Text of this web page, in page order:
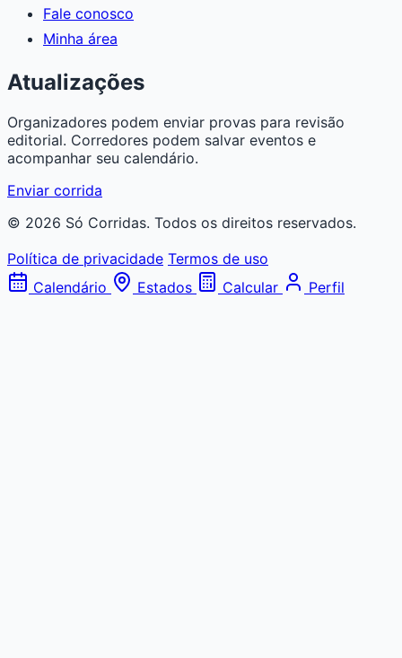
Fale conosco
Minha área
Atualizações
Organizadores podem enviar provas para revisão
editorial. Corredores podem salvar eventos e
acompanhar seu calendário.
Enviar corrida
© 2026 Só Corridas. Todos os direitos reservados.
Política de privacidade Termos de uso
Calendário
Estados Calcular Perfil